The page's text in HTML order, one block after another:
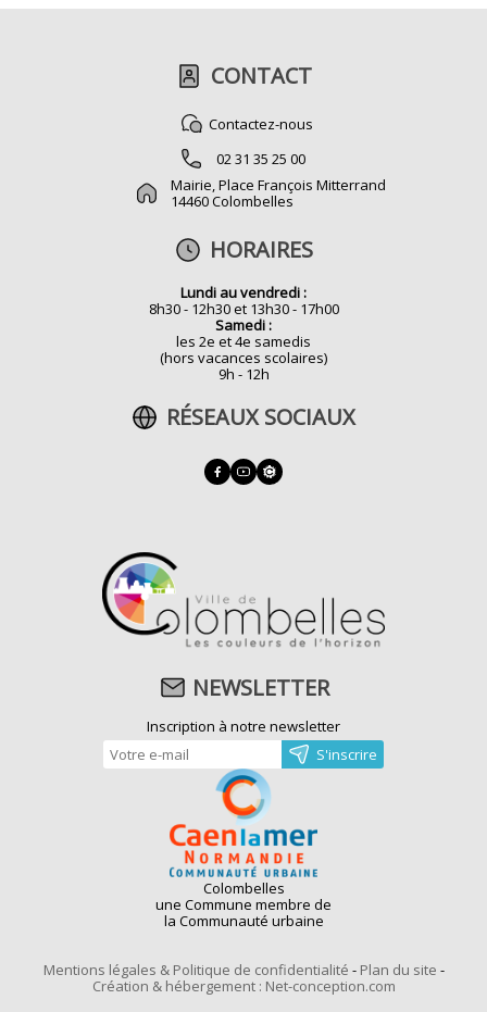
CONTACT
Contactez-nous
02 31 35 25 00
Mairie, Place François Mitterrand
14460 Colombelles
HORAIRES
Lundi au vendredi :
8h30 - 12h30 et 13h30 - 17h00
Samedi :
les 2e et 4e samedis
(hors vacances scolaires)
9h - 12h
RÉSEAUX SOCIAUX
NEWSLETTER
Inscription à notre newsletter
Colombelles
une Commune membre de
la Communauté urbaine
Mentions légales & Politique de confidentialité - Plan du site -
Création & hébergement : Net-conception.com